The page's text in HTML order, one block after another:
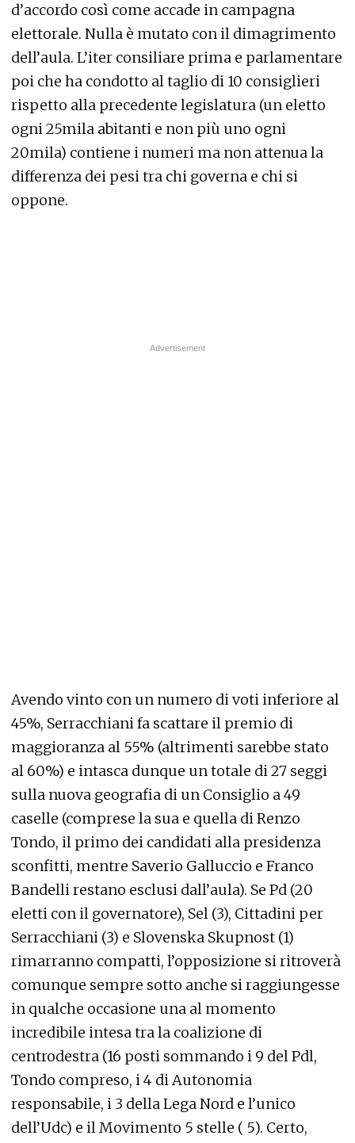
d’accordo così come accade in campagna
elettorale. Nulla è mutato con il dimagrimento
dell’aula. L’iter consiliare prima e parlamentare
poi che ha condotto al taglio di 10 consiglieri
rispetto alla precedente legislatura (un eletto
ogni 25mila abitanti e non più uno ogni
20mila) contiene i numeri ma non attenua la
differenza dei pesi tra chi governa e chi si
oppone.
Avendo vinto con un numero di voti inferiore al
45%, Serracchiani fa scattare il premio di
maggioranza al 55% (altrimenti sarebbe stato
al 60%) e intasca dunque un totale di 27 seggi
sulla nuova geografia di un Consiglio a 49
caselle (comprese la sua e quella di Renzo
Tondo, il primo dei candidati alla presidenza
sconfitti, mentre Saverio Galluccio e Franco
Bandelli restano esclusi dall’aula). Se Pd (20
eletti con il governatore), Sel (3), Cittadini per
Serracchiani (3) e Slovenska Skupnost (1)
rimarranno compatti, l’opposizione si ritroverà
comunque sempre sotto anche si raggiungesse
in qualche occasione una al momento
incredibile intesa tra la coalizione di
centrodestra (16 posti sommando i 9 del Pdl,
Tondo compreso, i 4 di Autonomia
responsabile, i 3 della Lega Nord e l’unico
dell’Udc) e il Movimento 5 stelle ( 5). Certo,